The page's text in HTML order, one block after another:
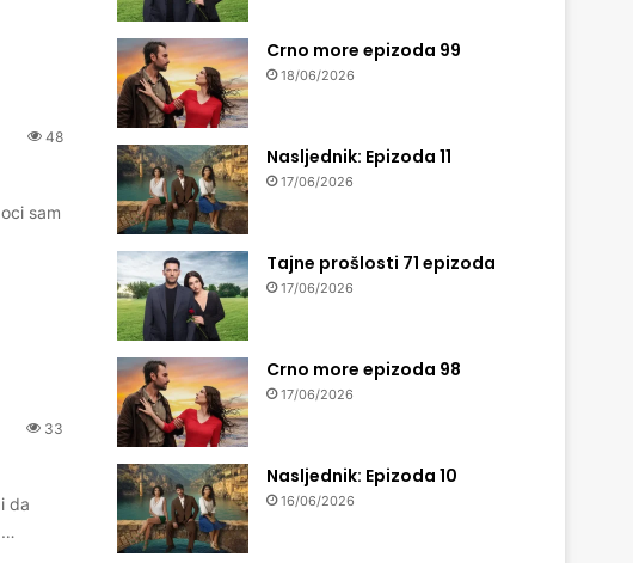
48
sam
33
da
Crno more epizoda 99
18/06/2026
Nasljednik: Epizoda 11
17/06/2026
Tajne prošlosti 71 epizoda
17/06/2026
Crno more epizoda 98
17/06/2026
Nasljednik: Epizoda 10
16/06/2026